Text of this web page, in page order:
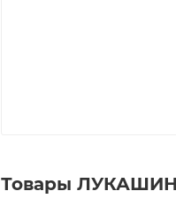
Товары